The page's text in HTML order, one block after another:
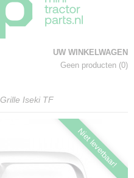
UW WINKELWAGEN
Geen producten (0)
Grille Iseki TF
Niet leverbaar!